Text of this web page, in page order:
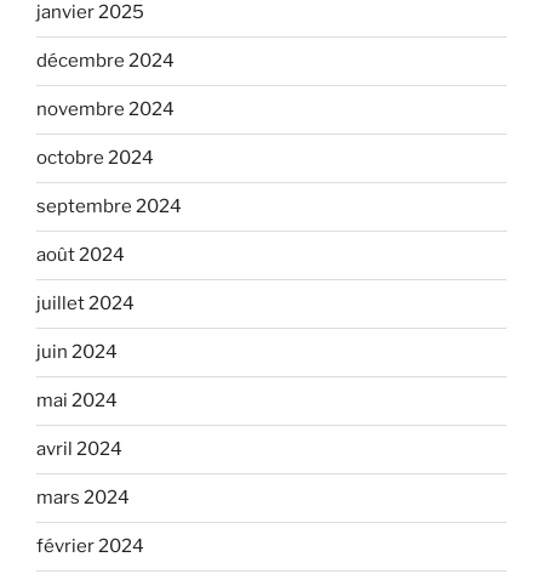
janvier 2025
décembre 2024
novembre 2024
octobre 2024
septembre 2024
août 2024
juillet 2024
juin 2024
mai 2024
avril 2024
mars 2024
février 2024